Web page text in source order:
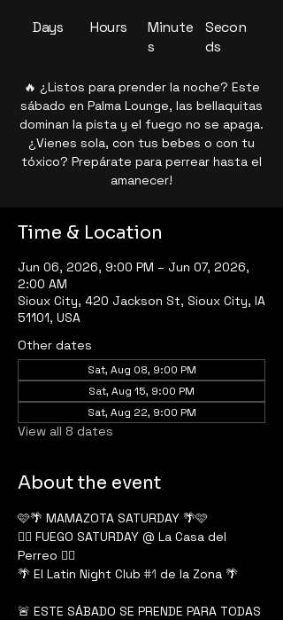
Secon
ds
Minute
s
Hours
Days
🔥 ¿Listos para prender la noche? Este
sábado en Palma Lounge, las bellaquitas
dominan la pista y el fuego no se apaga.
¿Vienes sola, con tus bebes o con tu
tóxico? Prepárate para perrear hasta el
amanecer!
Time & Location
Jun 06, 2026, 9:00 PM – Jun 07, 2026,
2:00 AM
Sioux City, 420 Jackson St, Sioux City, IA
51101, USA
Other dates
Sat, Aug 08, 9:00 PM
Sat, Aug 15, 9:00 PM
Sat, Aug 22, 9:00 PM
View all 8 dates
About the event
🩷🌴 MAMAZOTA SATURDAY 🌴🩷
❤️‍🔥 FUEGO SATURDAY @ La Casa del
Perreo ❤️‍🔥
🌴 El Latin Night Club #1 de la Zona 🌴
🚨 ESTE SÁBADO SE PRENDE PARA TODAS